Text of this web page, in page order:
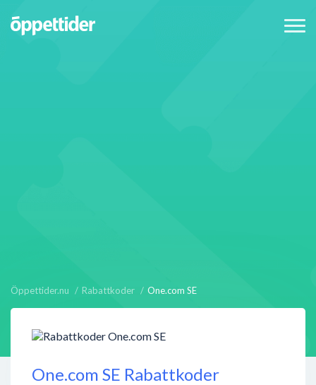
Öppettider.nu Rabattkoder One.com SE
One.com SE Rabattkoder